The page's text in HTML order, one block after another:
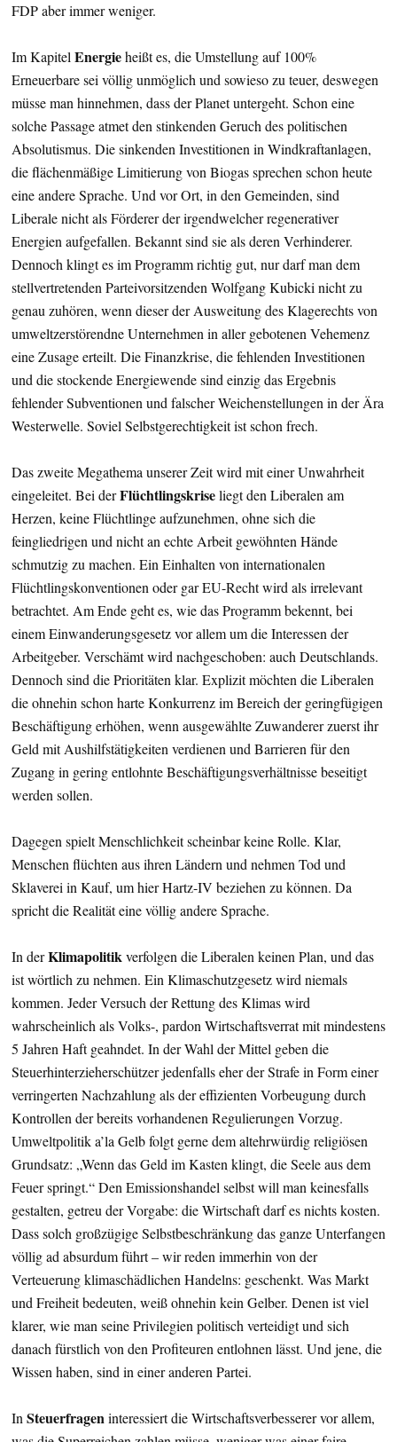
FDP aber immer weniger.
Im Kapitel Energieheißt es, die Umstellung auf 100%
Erneuerbare sei völlig unmöglich und sowieso zu teuer, deswegen
müsse man hinnehmen, dass der Planet untergeht. Schon eine
solche Passage atmet den stinkenden Geruch des politischen
Absolutismus. Die sinkenden Investitionen in Windkraftanlagen,
die flächenmäßige Limitierung von Biogas sprechen schon heute
eine andere Sprache. Und vor Ort, in den Gemeinden, sind
Liberale nicht als Förderer der irgendwelcher regenerativer
Energien aufgefallen. Bekannt sind sie als deren Verhinderer.
Dennoch klingt es im Programm richtig gut, nur darf man dem
stellvertretenden Parteivorsitzenden Wolfgang Kubicki nicht zu
genau zuhören, wenn dieser der Ausweitung des Klagerechts von
umweltzerstörendne Unternehmen in aller gebotenen Vehemenz
eine Zusage erteilt. Die Finanzkrise, die fehlenden Investitionen
und die stockende Energiewende sind einzig das Ergebnis
fehlender Subventionen und falscher Weichenstellungen in der Ära
Westerwelle. Soviel Selbstgerechtigkeit ist schon frech.
Das zweite Megathema unserer Zeit wird mit einer Unwahrheit
eingeleitet. Bei derFlüchtlingskriseliegt den Liberalen am
Herzen, keine Flüchtlinge aufzunehmen, ohne sich die
feingliedrigen und nicht an echte Arbeit gewöhnten Hände
schmutzig zu machen. Ein Einhalten von internationalen
Flüchtlingskonventionen oder gar EU-Recht wird als irrelevant
betrachtet. Am Ende geht es, wie das Programm bekennt, bei
einem Einwanderungsgesetz vor allem um die Interessen der
Arbeitgeber. Verschämt wird nachgeschoben: auch Deutschlands.
Dennoch sind die Prioritäten klar. Explizit möchten die Liberalen
die ohnehin schon harte Konkurrenz im Bereich der geringfügigen
Beschäftigung erhöhen, wenn ausgewählte Zuwanderer zuerst ihr
Geld mit Aushilfstätigkeiten verdienen und Barrieren für den
Zugang in gering entlohnte Beschäftigungsverhältnisse beseitigt
werden sollen.
Dagegen spielt Menschlichkeit scheinbar keine Rolle. Klar,
Menschen flüchten aus ihren Ländern und nehmen Tod und
Sklaverei in Kauf, um hier Hartz-IV beziehen zu können. Da
spricht die Realität eine völlig andere Sprache.
In derKlimapolitikverfolgen die Liberalen keinen Plan, und das
ist wörtlich zu nehmen. Ein Klimaschutzgesetz wird niemals
kommen. Jeder Versuch der Rettung des Klimas wird
wahrscheinlich als Volks-, pardon Wirtschaftsverrat mit mindestens
5 Jahren Haft geahndet. In der Wahl der Mittel geben die
Steuerhinterzieherschützer jedenfalls eher der Strafe in Form einer
verringerten Nachzahlung als der effizienten Vorbeugung durch
Kontrollen der bereits vorhandenen Regulierungen Vorzug.
Umweltpolitik a’la Gelb folgt gerne dem altehrwürdig religiösen
Grundsatz: „Wenn das Geld im Kasten klingt, die Seele aus dem
Feuer springt.“ Den Emissionshandel selbst will man keinesfalls
gestalten, getreu der Vorgabe: die Wirtschaft darf es nichts kosten.
Dass solch großzügige Selbstbeschränkung das ganze Unterfangen
völlig ad absurdum führt – wir reden immerhin von der
Verteuerung klimaschädlichen Handelns: geschenkt. Was Markt
und Freiheit bedeuten, weiß ohnehin kein Gelber. Denen ist viel
klarer, wie man seine Privilegien politisch verteidigt und sich
danach fürstlich von den Profiteuren entlohnen lässt. Und jene, die
Wissen haben, sind in einer anderen Partei.
In Steuerfrageninteressiert die Wirtschaftsverbesserer vor allem,